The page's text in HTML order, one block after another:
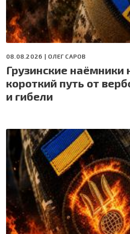
08.08.2026 | ОЛЕГ САРОВ
Грузинские наёмники
короткий путь от
и гибели